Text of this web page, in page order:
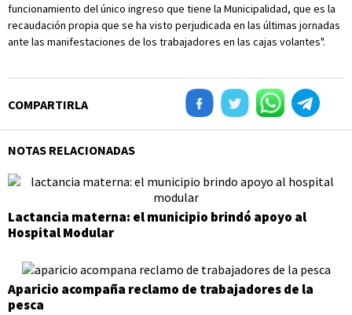
funcionamiento del único ingreso que tiene la Municipalidad, que es la
recaudación propia que se ha visto perjudicada en las últimas jornadas
ante las manifestaciones de los trabajadores en las cajas volantes".
COMPARTIRLA
NOTAS RELACIONADAS
Lactancia materna: el municipio brindó apoyo al
Hospital Modular
Aparicio acompaña reclamo de trabajadores de la
pesca